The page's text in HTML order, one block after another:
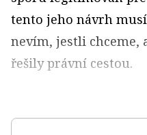
tento jeho návrh
nevím, jestli chceme,
řešily právní cestou.